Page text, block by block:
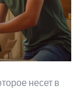
несет в